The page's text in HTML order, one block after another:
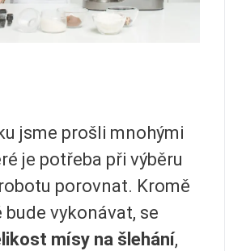
jsme prošli mnohými
je potřeba při výběru
porovnat. Kromě
vykonávat, se
mísy na šlehání,